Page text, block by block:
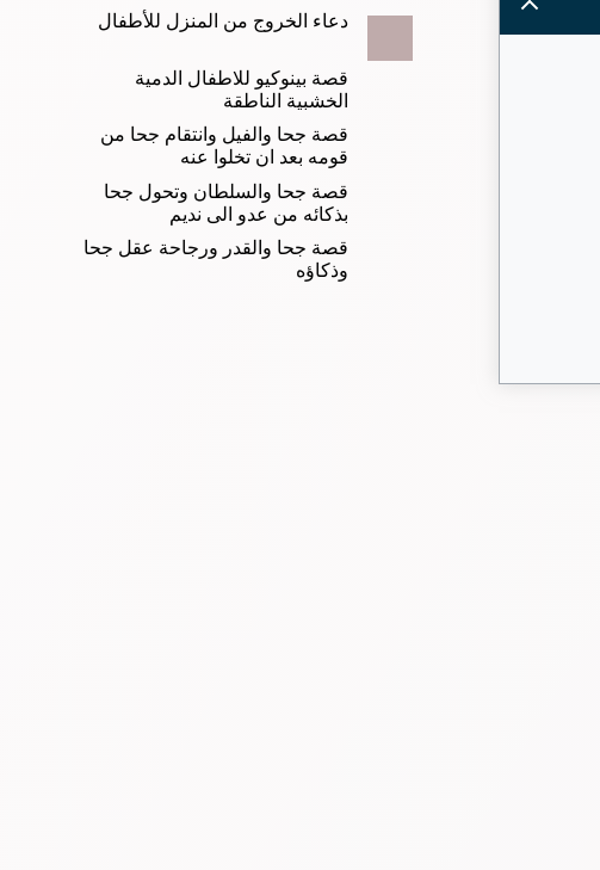
دعاء الخروج من المنزل للأطفال
قصة بينوكيو للاطفال الدمية
الخشبية الناطقة
قصة جحا والفيل وانتقام جحا من
قومه بعد ان تخلوا عنه
قصة جحا والسلطان وتحول جحا
بذكائه من عدو الى نديم
قصة جحا والقدر ورجاحة عقل جحا
وذكاؤه